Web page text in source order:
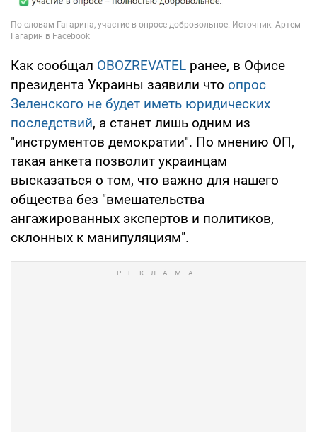
Как сообщал OBOZREVATEL ранее, в Офисе
президента Украины заявили что опрос
Зеленского не будет иметь юридических
последствий, а станет лишь одним из
"инструментов демократии". По мнению ОП,
такая анкета позволит украинцам
высказаться о том, что важно для нашего
общества без "вмешательства
ангажированных экспертов и политиков,
склонных к манипуляциям".